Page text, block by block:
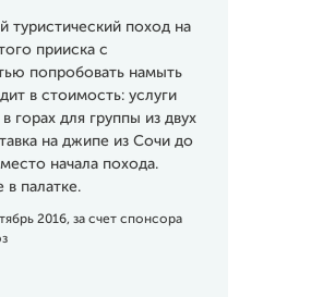
туристический поход на
прииска с
попробовать намыть
в стоимость: услуги
горах для группы из двух
на джипе из Сочи до
начала похода.
в палатке.
2016, за счет спонсора